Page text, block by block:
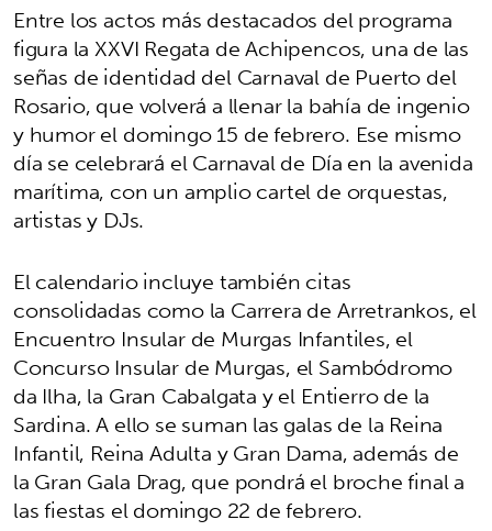
Entre los actos más destacados del programa
figura la XXVI Regata de Achipencos, una de las
señas de identidad del Carnaval de Puerto del
Rosario, que volverá a llenar la bahía de ingenio
y humor el domingo 15 de febrero. Ese mismo
día se celebrará el Carnaval de Día en la avenida
marítima, con un amplio cartel de orquestas,
artistas y DJs.
El calendario incluye también citas
consolidadas como la Carrera de Arretrankos, el
Encuentro Insular de Murgas Infantiles, el
Concurso Insular de Murgas, el Sambódromo
da Ilha, la Gran Cabalgata y el Entierro de la
Sardina. A ello se suman las galas de la Reina
Infantil, Reina Adulta y Gran Dama, además de
la Gran Gala Drag, que pondrá el broche final a
las fiestas el domingo 22 de febrero.